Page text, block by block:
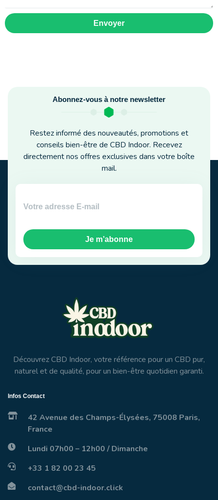
Envoyer
Abonnez-vous à notre newsletter
Restez informé des nouveautés, promotions et
conseils bien-être de CBD Indoor. Recevez
directement nos offres exclusives dans votre boîte
mail.
Je m’abonne
Découvrez CBD Indoor, votre référence pour un CBD pur,
naturel et de qualité, pour un bien-être quotidien garanti.
Infos Contact
42 Avenue des Champs-Élysées, 75008 Paris,
France
Lundi 07h00 – 12h00 / Dimanche
+33 1 82 00 23 45
contact@cbd-indoor.click